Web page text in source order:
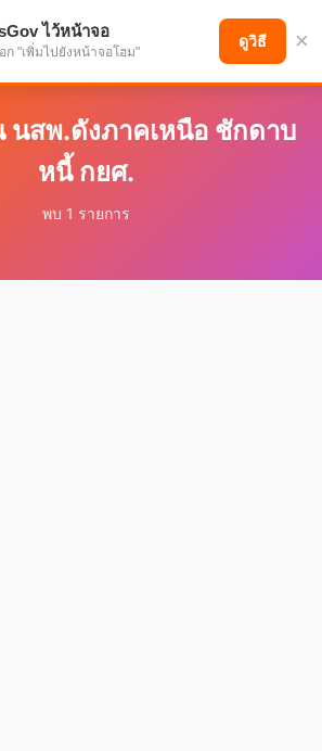
เพื่ออนาคตที่ก้าวหน้า
นสพ.ดังภาคเหนือ ชักดาบ
หนี้ กยศ.
พบ 1 รายการ
ไว้หน้าจอ
ก "เพิ่มไปยังหน้าจอโฮม"
ดูวิธี ×